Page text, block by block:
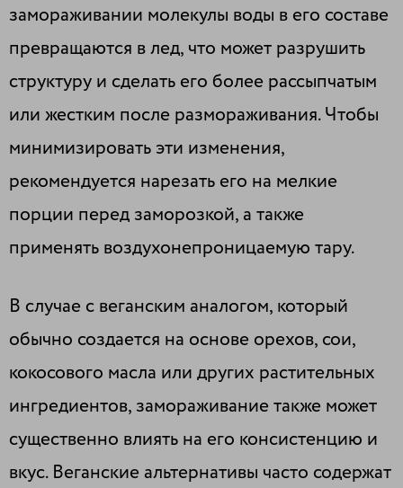
замораживании молекулы воды в его составе
превращаются в лед, что может разрушить
структуру и сделать его более рассыпчатым
или жестким после размораживания. Чтобы
минимизировать эти изменения,
рекомендуется нарезать его на мелкие
порции перед заморозкой, а также
применять воздухонепроницаемую тару.
В случае с веганским аналогом, который
обычно создается на основе орехов, сои,
кокосового масла или других растительных
ингредиентов, замораживание также может
существенно влиять на его консистенцию и
вкус. Веганские альтернативы часто содержат